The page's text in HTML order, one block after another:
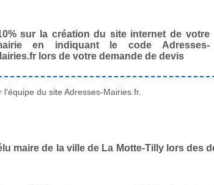
sur la création du site internet de votre
en indiquant le code Adresses-
lors de votre demande de devis
du site Adresses-Mairies.fr.
maire de la ville de La Motte-Tilly lors des